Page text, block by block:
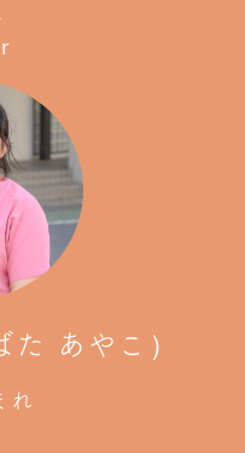
あやこ）
れ